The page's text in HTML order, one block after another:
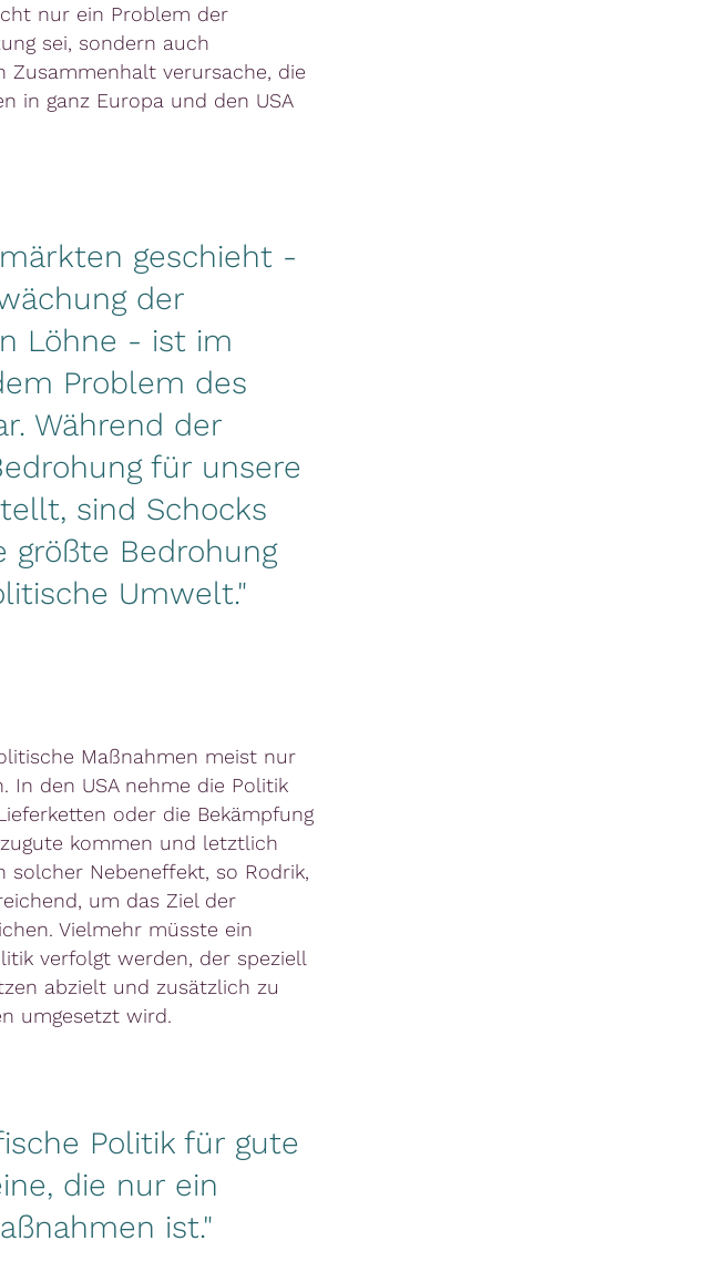
nur ein Problem der
sei, sondern auch
Zusammenhalt verursache, die
in ganz Europa und den USA
geschieht -
der
Löhne - ist im
Problem des
Während der
für unsere
sind Schocks
Bedrohung
Umwelt."
Maßnahmen meist nur
In den USA nehme die Politik
oder die Bekämpfung
kommen und letztlich
solcher Nebeneffekt, so Rodrik,
um das Ziel der
Vielmehr müsste ein
verfolgt werden, der speziell
abzielt und zusätzlich zu
umgesetzt wird.
Politik für gute
die nur ein
ist."